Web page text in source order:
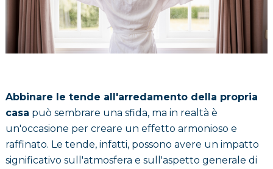
Abbinare le tende all'arredamento della propria
casa può sembrare una sfida, ma in realtà è
un'occasione per creare un effetto armonioso e
raffinato. Le tende, infatti, possono avere un impatto
significativo sull'atmosfera e sull'aspetto generale di